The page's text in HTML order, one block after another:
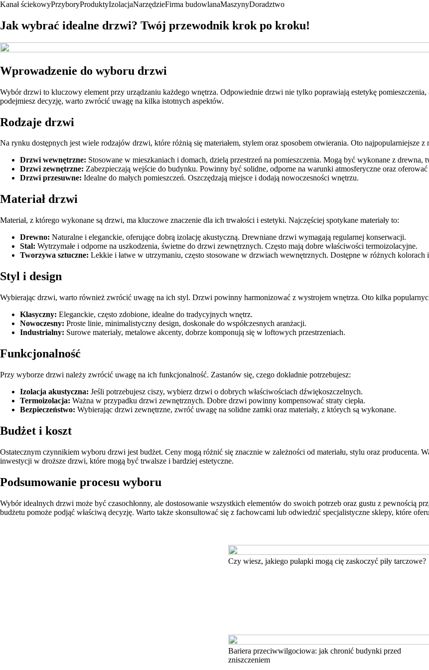
Kanał ściekowyPrzyboryProduktyIzolacjaNarzędzieFirma budowlanaMaszynyDoradztwo
Jak wybrać idealne drzwi? Twój przewodnik krok po kroku!
Wprowadzenie do wyboru drzwi
Wybór drzwi to kluczowy element przy urządzaniu każdego wnętrza. Odpowiednie drzwi nie tylko poprawiają estetykę
podejmiesz decyzję, warto zwrócić uwagę na kilka istotnych aspektów.
Rodzaje drzwi
Na rynku dostępnych jest wiele rodzajów drzwi, które różnią się materiałem, stylem oraz sposobem otwierania. Oto najpopularniejsze z
Drzwi wewnętrzne: Stosowane w mieszkaniach i domach, dzielą przestrzeń na pomieszczenia. Mogą być wykonane z drewna,
Drzwi zewnętrzne: Zabezpieczają wejście do budynku. Powinny być solidne, odporne na warunki atmosferyczne oraz
Drzwi przesuwne: Idealne do małych pomieszczeń. Oszczędzają miejsce i dodają nowoczesności wnętrzu.
Materiał drzwi
Materiał, z którego wykonane są drzwi, ma kluczowe znaczenie dla ich trwałości i estetyki. Najczęściej spotykane materiały to:
Drewno: Naturalne i eleganckie, oferujące dobrą izolację akustyczną. Drewniane drzwi wymagają regularnej konserwacji.
Stal: Wytrzymałe i odporne na uszkodzenia, świetne do drzwi zewnętrznych. Często mają dobre właściwości termoizolacyjne.
Tworzywa sztuczne: Lekkie i łatwe w utrzymaniu, często stosowane w drzwiach wewnętrznych. Dostępne w różnych kolorach
Styl i design
Wybierając drzwi, warto również zwrócić uwagę na ich styl. Drzwi powinny harmonizować z wystrojem wnętrza. Oto kilka
Klasyczny: Eleganckie, często zdobione, idealne do tradycyjnych wnętrz.
Nowoczesny: Proste linie, minimalistyczny design, doskonałe do współczesnych aranżacji.
Industrialny: Surowe materiały, metalowe akcenty, dobrze komponują się w loftowych przestrzeniach.
Funkcjonalność
Przy wyborze drzwi należy zwrócić uwagę na ich funkcjonalność. Zastanów się, czego dokładnie potrzebujesz:
Izolacja akustyczna: Jeśli potrzebujesz ciszy, wybierz drzwi o dobrych właściwościach dźwiękoszczelnych.
Termoizolacja: Ważna w przypadku drzwi zewnętrznych. Dobre drzwi powinny kompensować straty ciepła.
Bezpieczeństwo: Wybierając drzwi zewnętrzne, zwróć uwagę na solidne zamki oraz materiały, z których są wykonane.
Budżet i koszt
Ostatecznym czynnikiem wyboru drzwi jest budżet. Ceny mogą różnić się znacznie w zależności od materiału, stylu oraz producenta.
inwestycji w droższe drzwi, które mogą być trwalsze i bardziej estetyczne.
Podsumowanie procesu wyboru
Wybór idealnych drzwi może być czasochłonny, ale dostosowanie wszystkich elementów do swoich potrzeb oraz gustu z pewnością
budżetu pomoże podjąć właściwą decyzję. Warto także skonsultować się z fachowcami lub odwiedzić specjalistyczne sklepy, które
Czy wiesz, jakiego pułapki mogą cię zaskoczyć piły tarczowe?
Bariera przeciwwilgociowa: jak chronić budynki przed
zniszczeniem